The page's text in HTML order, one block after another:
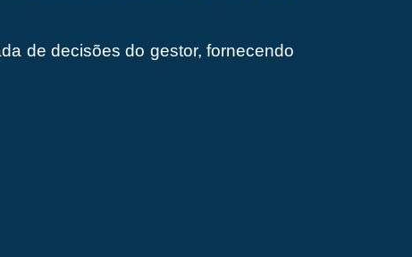
de decisões do gestor, fornecendo